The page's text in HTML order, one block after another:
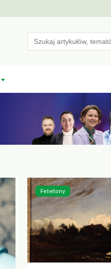
Search
for:
Felietony